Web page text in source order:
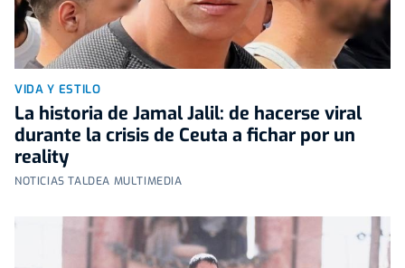
VIDA Y ESTILO
La historia de Jamal Jalil: de hacerse viral
durante la crisis de Ceuta a fichar por un
reality
NOTICIAS TALDEA MULTIMEDIA